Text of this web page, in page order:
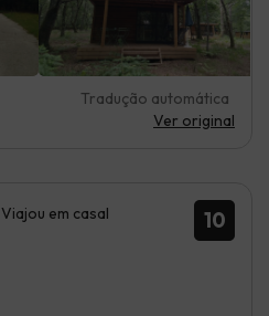
Tradução automática
Ver original
10
Viajou em casal